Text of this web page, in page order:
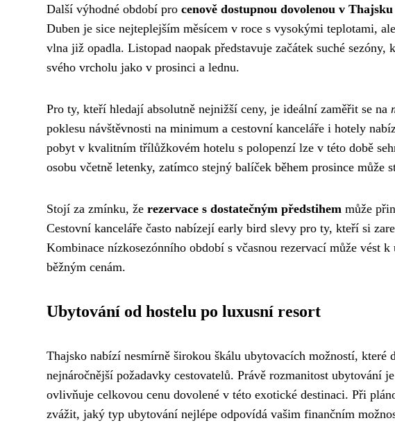
Další výhodné období pro cenově dostupnou dovolenou v Thajsku
Duben je sice nejteplejším měsícem v roce s vysokými teplotami,
vlna již opadla. Listopad naopak představuje začátek suché
svého vrcholu jako v prosinci a lednu.
Pro ty, kteří hledají absolutně nejnižší ceny, je ideální zaměřit se na
poklesu návštěvnosti na minimum a cestovní kanceláře i hotely
pobyt v kvalitním třílůžkovém hotelu s polopenzí lze v této době
osobu včetně letenky, zatímco stejný balíček během prosince může
Stojí za zmínku, že rezervace s dostatečným předstihem může
Cestovní kanceláře často nabízejí early bird slevy pro ty, kteří si
Kombinace nízkosezónního období s včasnou rezervací může vést
běžným cenám.
Ubytování od hostelu po luxusní resort
Thajsko nabízí nesmírně širokou škálu ubytovacích možností, které
nejnáročnější požadavky cestovatelů. Právě rozmanitost ubytování
ovlivňuje celkovou cenu dovolené v této exotické destinaci. Při
zvážit, jaký typ ubytování nejlépe odpovídá vašim finančním